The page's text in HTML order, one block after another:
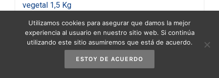
vegetal 1,5 Kg
25,95
(IVA incluido)
Utilizamos cookies para asegurar que damos la mejor
experiencia al usuario en nuestro sitio web. Si continúa
utilizando este sitio asumiremos que está de acuerdo.
ESTOY DE ACUERDO